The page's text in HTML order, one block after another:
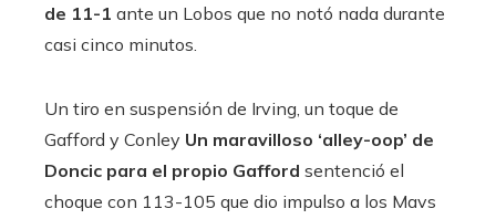
de 11-1 ante un Lobos que no notó nada durante
casi cinco minutos.
Un tiro en suspensión de Irving, un toque de
Gafford y Conley Un maravilloso ‘alley-oop’ de
Doncic para el propio Gafford sentenció el
choque con 113-105 que dio impulso a los Mavs